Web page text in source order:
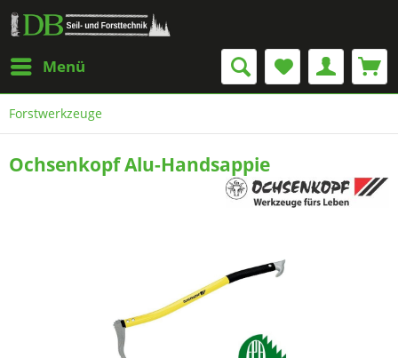
Menü
Forstwerkzeuge
Ochsenkopf Alu-Handsappie